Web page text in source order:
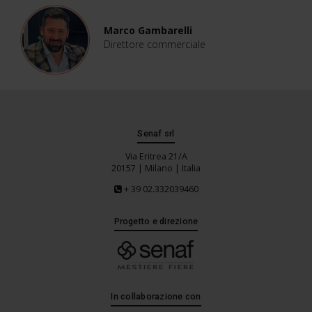
Marco Gambarelli
Direttore commerciale
Senaf srl
Via Eritrea 21/A
20157 | Milano | Italia
+ 39 02.332039460
Progetto e direzione
In collaborazione con